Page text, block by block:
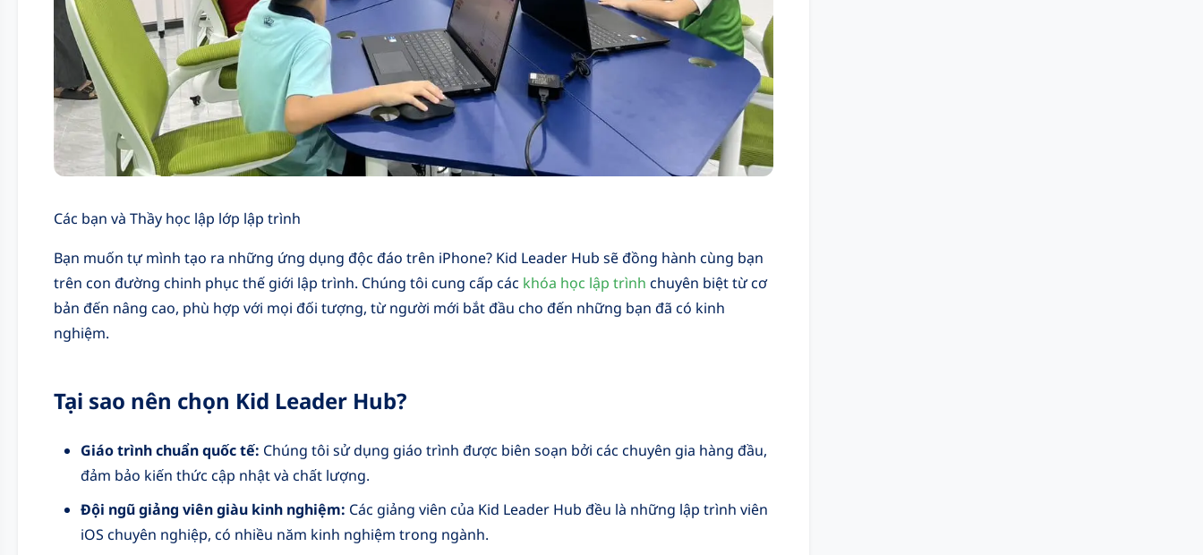
Các bạn và Thầy học lập lớp lập trình
Bạn muốn tự mình tạo ra những ứng dụng độc đáo trên iPhone? Kid Leader Hub sẽ đồng hành cùng bạn
trên con đường chinh phục thế giới lập trình. Chúng tôi cung cấp các khóa học lập trình chuyên biệt từ cơ
bản đến nâng cao, phù hợp với mọi đối tượng, từ người mới bắt đầu cho đến những bạn đã có kinh
nghiệm.
Tại sao nên chọn Kid Leader Hub?
Giáo trình chuẩn quốc tế: Chúng tôi sử dụng giáo trình được biên soạn bởi các chuyên gia hàng đầu,
đảm bảo kiến thức cập nhật và chất lượng.
Đội ngũ giảng viên giàu kinh nghiệm: Các giảng viên của Kid Leader Hub đều là những lập trình viên
iOS chuyên nghiệp, có nhiều năm kinh nghiệm trong ngành.